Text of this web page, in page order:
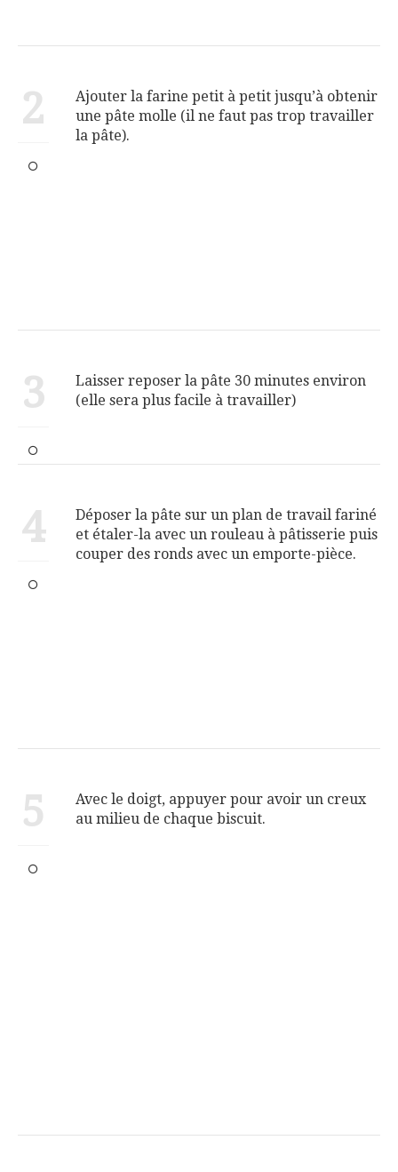
2
Ajouter la farine petit à petit jusqu’à obtenir
une pâte molle (il ne faut pas trop travailler
la pâte).
3
Laisser reposer la pâte 30 minutes environ
(elle sera plus facile à travailler)
4
Déposer la pâte sur un plan de travail fariné
et étaler-la avec un rouleau à pâtisserie puis
couper des ronds avec un emporte-pièce.
5
Avec le doigt, appuyer pour avoir un creux
au milieu de chaque biscuit.